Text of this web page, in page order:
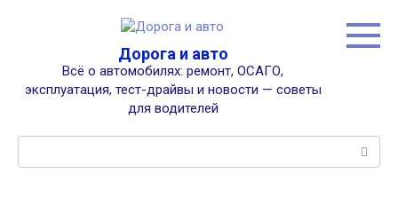
Дорога и авто
Всё о автомобилях: ремонт, ОСАГО,
эксплуатация, тест-драйвы и новости — советы
для водителей